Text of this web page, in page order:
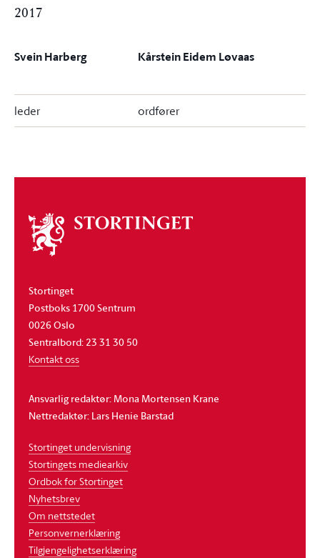
2017
Svein Harberg Kårstein Eidem Løvaas
leder ordfører
Om
stortinget
Stortinget
Postboks 1700 Sentrum
0026 Oslo
Sentralbord: 23 31 30 50
Kontakt oss
Ansvarlig redaktør: Mona Mortensen Krane
Nettredaktør: Lars Henie Barstad
Stortinget undervisning
Stortingets mediearkiv
Ordbok for Stortinget
Nyhetsbrev
Om nettstedet
Personvernerklæring
Tilgjengelighetserklæring